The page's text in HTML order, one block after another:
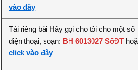
vào đây
Tải riêng bài Hãy gọi cho tôi cho một số
điện thoại, soạn: BH 6013027 SốĐT
click vào đây